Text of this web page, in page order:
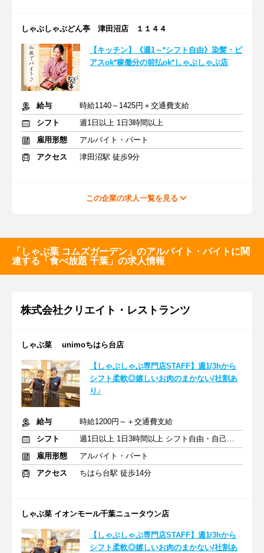
しゃぶしゃぶどん亭 津田沼店 １１４４
【キッチン】《週1～*シフト自由》染髪・ピ
アスok*稼働分の前払ok*しゃぶしゃぶ店
給与
時給1140～1425円＋交通費支給
シフト
週1日以上 1日3時間以上
雇用形態
アルバイト・パート
アクセス
津田沼駅 徒歩9分
この企業の求人一覧を見る
「しゃぶ葉 コムズガーデン」のアルバイト・バイトに関
連する「食べ放題 千葉」の求人情報
株式会社クリエイト・レストランツ
しゃぶ菜 unimoちはら台店
【しゃぶしゃぶ専門店STAFF】週1/3hから
シフト柔軟◎嬉しいお肉のまかない/社割あ
り♪
給与
時給1200円～＋交通費支給
シフト
週1日以上 1日3時間以上 シフト自由・自己申告
雇用形態
アルバイト・パート
アクセス
ちはら台駅 徒歩14分
しゃぶ菜 イオンモール千葉ニュータウン店
【しゃぶしゃぶ専門店STAFF】週1/3hから
シフト柔軟◎嬉しいお肉のまかない/社割あ